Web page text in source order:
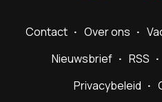
Contact Over ons
Nieuwsbrief
RSS
Privacybeleid